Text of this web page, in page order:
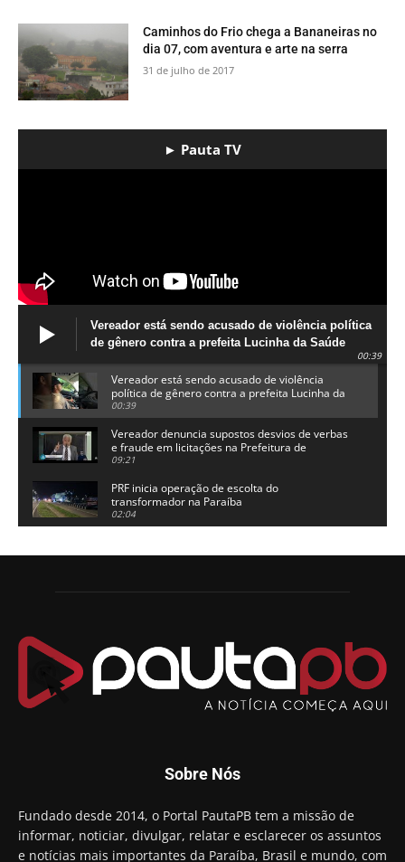
​Caminhos do Frio chega a Bananeiras no
dia 07, com aventura e arte na serra
31 de julho de 2017
► Pauta TV
Vereador está sendo acusado de violência política
de gênero contra a prefeita Lucinha da Saúde
00:39
Vereador está sendo acusado de violência
política de gênero contra a prefeita Lucinha da
Saúde
00:39
Vereador denuncia supostos desvios de verbas
e fraude em licitações na Prefeitura de
Alhandra
09:21
PRF inicia operação de escolta do
transformador na Paraíba
02:04
candidatura a governador da Paraíba
Chapa dos sonhos: Cícero agradece a Galdino,
Arthur Lira parabeniza Karla Pimentel por sua
reeleição em Conde
00:23
Aguinaldo Ribeiro destaca apoio do PP a Hugo
preso e faz vídeo na cadeia
Hugo Motta retira projeto que permitia bancos
"confiscar" dinheiro de clientes
01:49
Sobre Nós
Fundado desde 2014, o Portal PautaPB tem a missão de
informar, noticiar, divulgar, relatar e esclarecer os assuntos
e notícias mais importantes da Paraíba, Brasil e mundo, com